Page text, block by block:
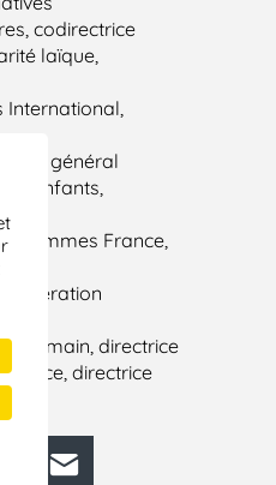
codirectrice
laïque,
International,
général
d’enfants,
Hommes France,
Génération
la main, directrice
directrice
LinkedIn